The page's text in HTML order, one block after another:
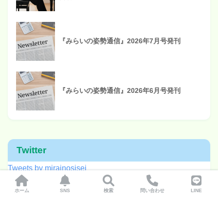
『みらいの姿勢通信』2026年7月号発刊
『みらいの姿勢通信』2026年6月号発刊
Twitter
Tweets by mirainosisei
ホーム SNS 検索 問い合わせ LINE